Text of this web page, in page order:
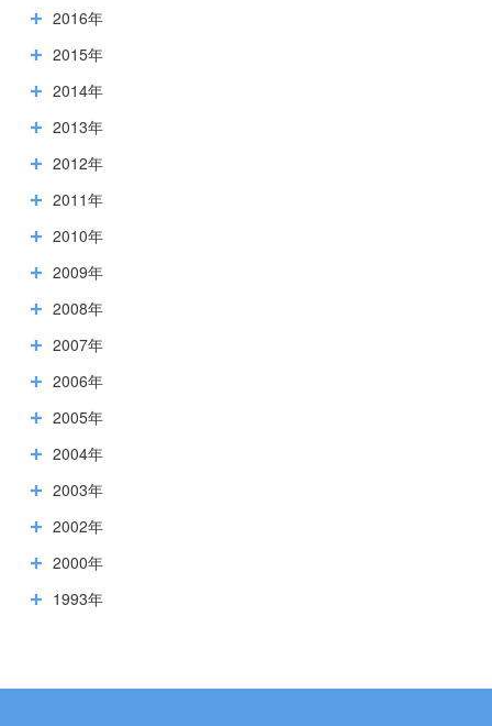
2016年
2015年
2014年
2013年
2012年
2011年
2010年
2009年
2008年
2007年
2006年
2005年
2004年
2003年
2002年
2000年
1993年